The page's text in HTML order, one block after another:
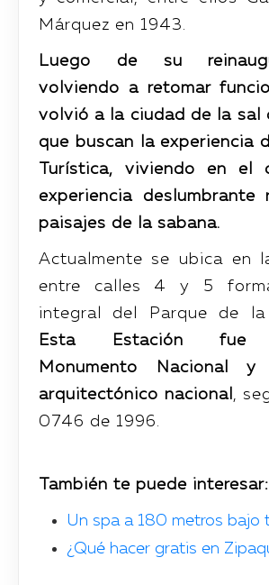
Márquez en 1943.
Luego de su
volviendo a retomar
volvió a la ciudad de la sal
que buscan la experiencia
Turística, viviendo en el
experiencia deslumbrante
paisajes de la sabana.
Actualmente se ubica en
entre calles 4 y 5
integral del Parque de la
Esta Estación fue
Monumento Nacional y
arquitectónico nacional ,
0746 de 1996.
También te puede interesar:
Un spa a 180 metros bajo
¿Qué hacer gratis en